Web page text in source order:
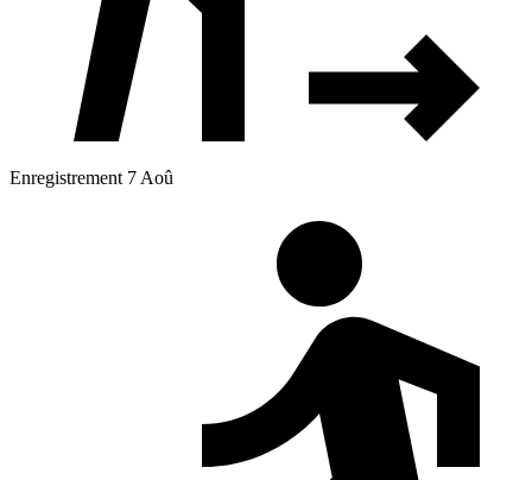
Enregistrement 7 Aoû